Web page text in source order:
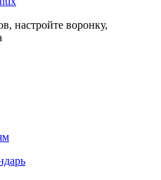
настройте воронку,